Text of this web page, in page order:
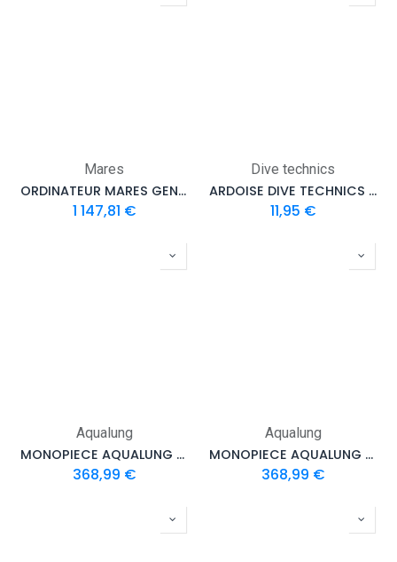
Mares
ORDINATEUR MARES GENIUS AVEC EMETTEUR
1 147,81 €
Dive technics
ARDOISE DIVE TECHNICS WRITING SLATE CURVED
11,95 €
Aqualung
MONOPIECE AQUALUNG FREEFLEX HOMME 2MM
368,99 €
Aqualung
MONOPIECE AQUALUNG FREEFLEX FEMME 2MM
368,99 €